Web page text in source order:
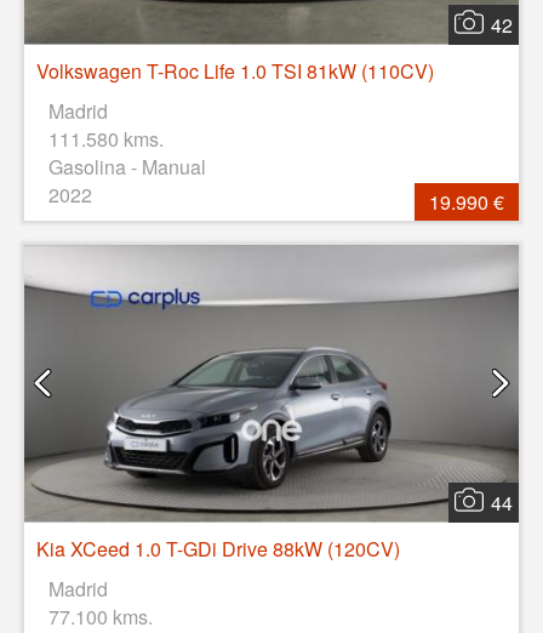
42
Volkswagen T-Roc Life 1.0 TSI 81kW (110CV)
Madrid
111.580 kms.
Gasolina - Manual
2022
19.990 €
44
Kia XCeed 1.0 T-GDi Drive 88kW (120CV)
Madrid
77.100 kms.